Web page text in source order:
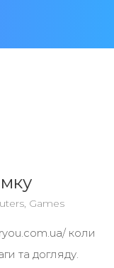
Games
коли
та догляду.